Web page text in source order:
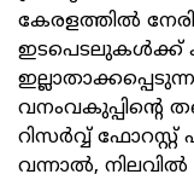
കേരളത്തില്‍
ഇടപെടലുകള്‍ക്ക്
വനംവകുപ്പിന്റെ
റിസര്‍വ്വ്
വന്നാല്‍,